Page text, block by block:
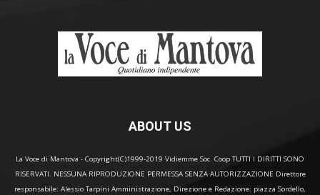
ABOUT US
La Voce di Mantova - Copyright(C)1999-2019 Vidiemme Soc. Coop TUTTI I DIRITTI SONO
RISERVATI. NESSUNA RIPRODUZIONE PERMESSA SENZA AUTORIZZAZIONE Direttore
responsabile: Alessio Tarpini Amministrazione, Direzione e Redazione: piazza Sordello,